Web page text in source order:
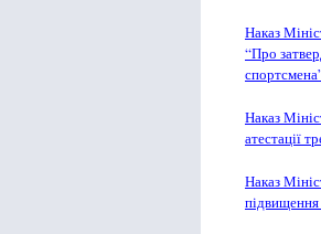
Наказ
“Про
Наказ
атестації
Наказ
підвищення